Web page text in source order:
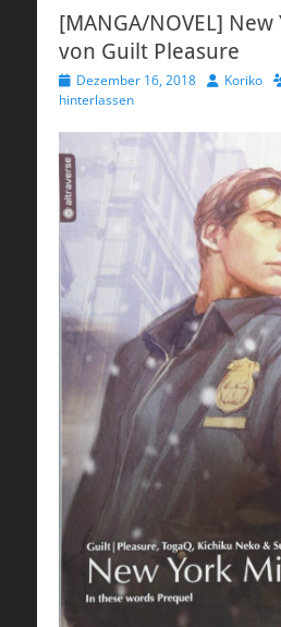
[MANGA/NOVEL]
von Guilt Pleasure
Veröffentlicht
am
Dezember 16, 2018 AutorKoriko
hinterlassen